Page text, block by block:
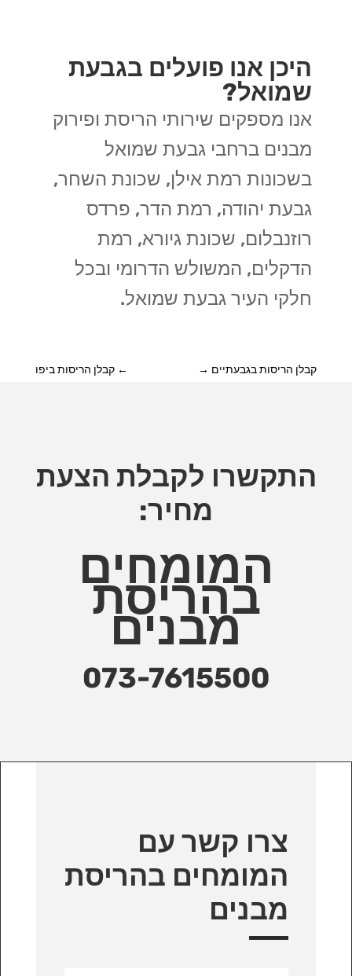
היכן אנו פועלים בגבעת
שמואל?
אנו מספקים שירותי הריסת ופירוק
מבנים ברחבי גבעת שמואל
בשכונות רמת אילן, שכונת השחר,
גבעת יהודה, רמת הדר, פרדס
רוזנבלום, שכונת גיורא, רמת
הדקלים, המשולש הדרומי ובכל
חלקי העיר גבעת שמואל.
←קבלן הריסות ביפו קבלן הריסות בגבעתיים →
התקשרו לקבלת הצעת
מחיר:
המומחים
בהריסת
מבנים
073-7615500
צרו קשר עם
המומחים בהריסת
מבנים